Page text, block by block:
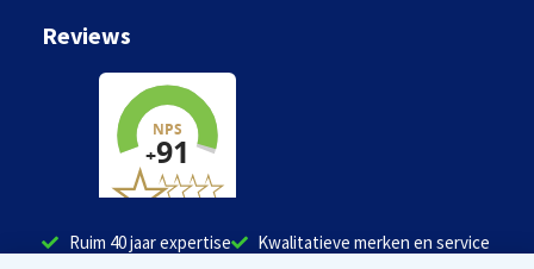
Reviews
Ruim 40 jaar expertise
Kwalitatieve merken en service